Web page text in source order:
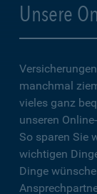
Unsere
manchmal
vieles ganz
unseren
So sparen Sie
wichtigen
Dinge